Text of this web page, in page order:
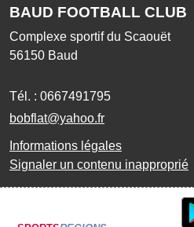
BAUD FOOTBALL CLUB
Complexe sportif du Scaouët
56150 Baud
Tél. : 0667491795
bobflat@yahoo.fr
Informations légales
Signaler un contenu inapproprié